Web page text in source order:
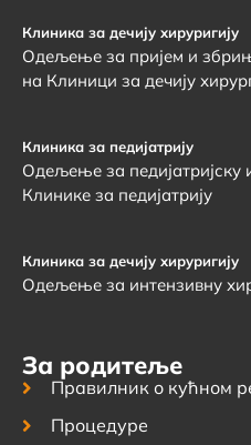
Клиника за дечију хируригију
Одељење за пријем и
на Клиници за дечију
Клиника за педијатрију
Одељење за педијатријску
Клинике за педијатрију
Клиника за дечију хируригију
Одељење за интензивну
За родитеље
Правилник о кућном
Процедуре